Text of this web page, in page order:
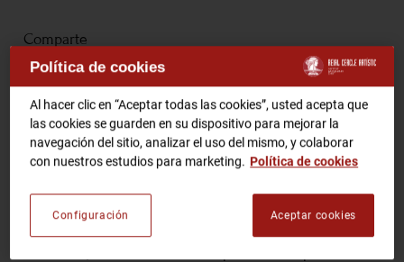
RCA TV
RCA TEATRO
Gastronomic Experience 360º
Entradas Eventos
CA ES
Comparte
Tertulia con el deseo de promover el conocimiento del
cine, la asistencia a los cines y el análisis de la obra
de Barcelona que coordina Jordi Artigas, organiza bajo
el asesoramiento de Miguel-Fernando Ruiz de
Política de cookies
Al hacer clic en “Aceptar todas las cookies”, usted acepta que
las cookies se guarden en su dispositivo para mejorar la
navegación del sitio, analizar el uso del mismo, y colaborar
con nuestros estudios para marketing. Política de cookies
Aceptar cookies
Configuración